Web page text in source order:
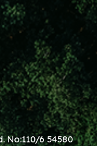
No:110/6 54580